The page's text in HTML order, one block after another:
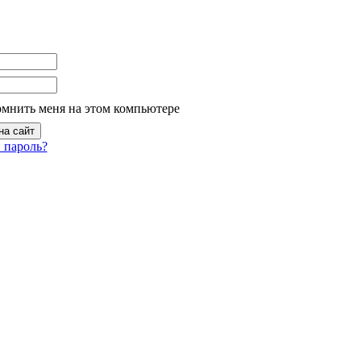
меня на этом компьютере